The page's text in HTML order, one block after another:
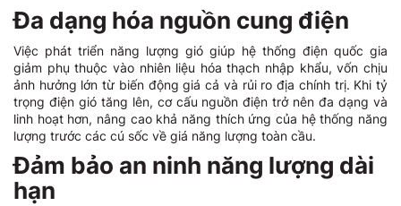
Đa dạng hóa nguồn cung điện
Việc phát triển năng lượng gió giúp hệ thống điện quốc gia
giảm phụ thuộc vào nhiên liệu hóa thạch nhập khẩu, vốn chịu
ảnh hưởng lớn từ biến động giá cả và rủi ro địa chính trị. Khi tỷ
trọng điện gió tăng lên, cơ cấu nguồn điện trở nên đa dạng và
linh hoạt hơn, nâng cao khả năng thích ứng của hệ thống năng
lượng trước các cú sốc về giá năng lượng toàn cầu.
Đảm bảo an ninh năng lượng dài
hạn